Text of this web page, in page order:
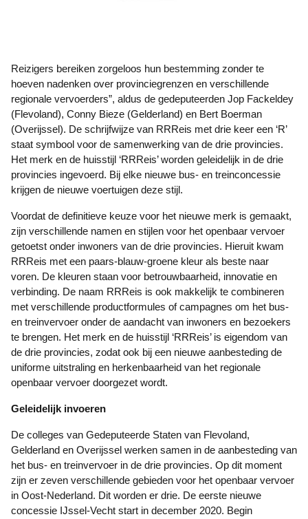
Reizigers bereiken zorgeloos hun bestemming zonder te
hoeven nadenken over provinciegrenzen en verschillende
regionale vervoerders”, aldus de gedeputeerden Jop Fackeldey
(Flevoland), Conny Bieze (Gelderland) en Bert Boerman
(Overijssel). De schrijfwijze van RRReis met drie keer een ‘R’
staat symbool voor de samenwerking van de drie provincies.
Het merk en de huisstijl ‘RRReis’ worden geleidelijk in de drie
provincies ingevoerd. Bij elke nieuwe bus- en treinconcessie
krijgen de nieuwe voertuigen deze stijl.
Voordat de definitieve keuze voor het nieuwe merk is gemaakt,
zijn verschillende namen en stijlen voor het openbaar vervoer
getoetst onder inwoners van de drie provincies. Hieruit kwam
RRReis met een paars-blauw-groene kleur als beste naar
voren. De kleuren staan voor betrouwbaarheid, innovatie en
verbinding. De naam RRReis is ook makkelijk te combineren
met verschillende productformules of campagnes om het bus-
en treinvervoer onder de aandacht van inwoners en bezoekers
te brengen. Het merk en de huisstijl ‘RRReis’ is eigendom van
de drie provincies, zodat ook bij een nieuwe aanbesteding de
uniforme uitstraling en herkenbaarheid van het regionale
openbaar vervoer doorgezet wordt.
Geleidelijk invoeren
De colleges van Gedeputeerde Staten van Flevoland,
Gelderland en Overijssel werken samen in de aanbesteding van
het bus- en treinvervoer in de drie provincies. Op dit moment
zijn er zeven verschillende gebieden voor het openbaar vervoer
in Oost-Nederland. Dit worden er drie. De eerste nieuwe
concessie IJssel-Vecht start in december 2020. Begin